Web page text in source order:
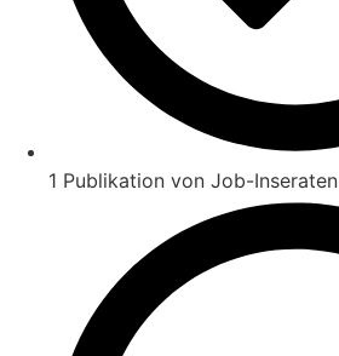
1 Publikation von Job-Inseraten